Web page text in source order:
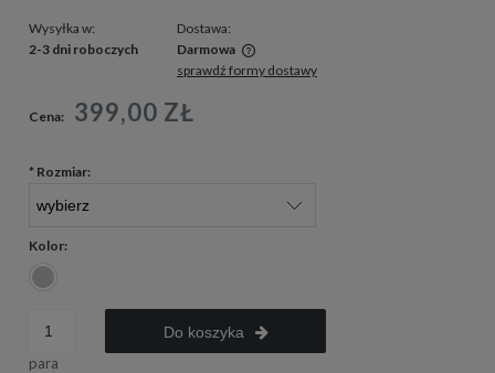
Wysyłka w:
2-3 dni roboczych
Dostawa:
Darmowa
Cena nie zawiera ewentualnych kosztów płatności
sprawdź formy dostawy
Cena: 399,00 ZŁ
* Rozmiar:
Kolor:
para
Do koszyka